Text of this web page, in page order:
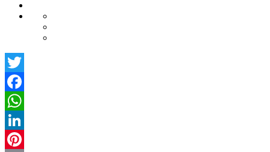
Twitter
Facebook
WhatsApp
LinkedIn